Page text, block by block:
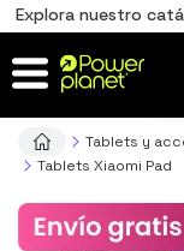
Explora nuestro
Tablets y
Tablets Xiaomi Pad